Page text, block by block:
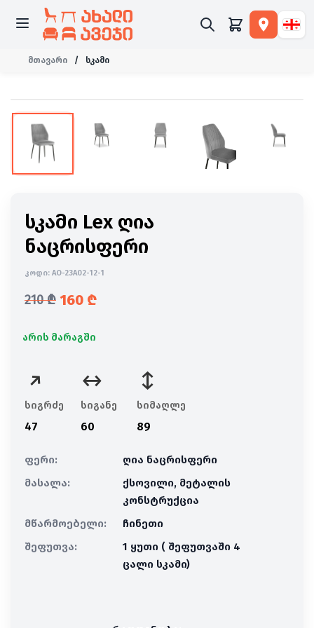
მთავარი / სკამი
-24%
სკამი Lex ღია
ნაცრისფერი
კოდი: AO-23A02-12-1
210₾ 160 ₾
არის მარაგში
სიგრძე
47
სიგანე
60
სიმაღლე
89
ფერი:
ღია ნაცრისფერი
მასალა:
ქსოვილი, მეტალის
კონსტრუქცია
მწარმოებელი:
ჩინეთი
შეფუთვა:
1 ყუთი ( შეფუთვაში 4
ცალი სკამი)